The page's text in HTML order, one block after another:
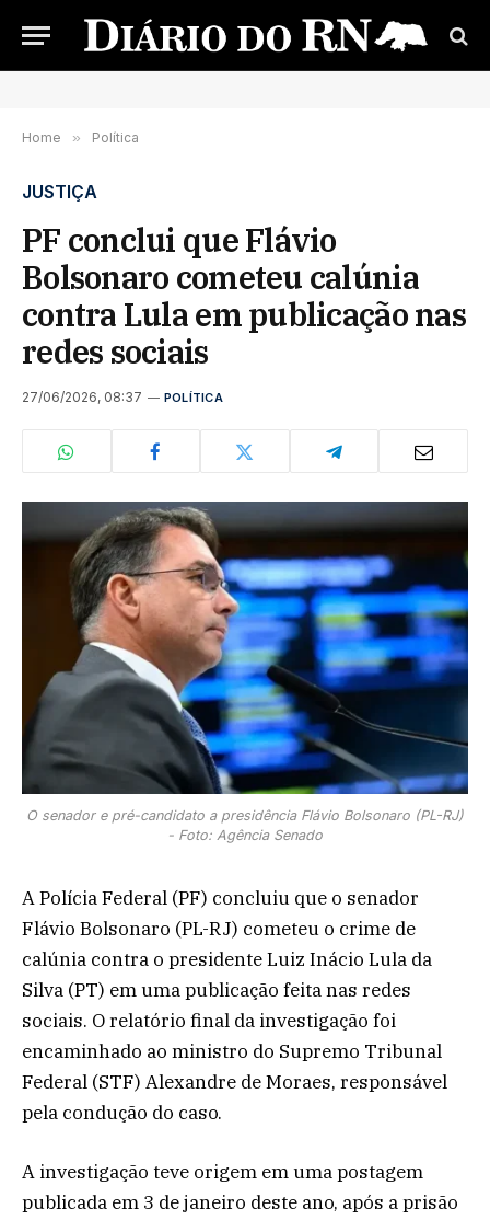
Home » Política
JUSTIÇA
PF conclui que Flávio
Bolsonaro cometeu calúnia
contra Lula em publicação nas
redes sociais
27/06/2026, 08:37 POLÍTICA
O senador e pré-candidato a presidência Flávio Bolsonaro (PL-RJ)
- Foto: Agência Senado
A Polícia Federal (PF) concluiu que o senador
Flávio Bolsonaro (PL-RJ) cometeu o crime de
calúnia contra o presidente Luiz Inácio Lula da
Silva (PT) em uma publicação feita nas redes
sociais. O relatório final da investigação foi
encaminhado ao ministro do Supremo Tribunal
Federal (STF) Alexandre de Moraes, responsável
pela condução do caso.
A investigação teve origem em uma postagem
publicada em 3 de janeiro deste ano, após a prisão